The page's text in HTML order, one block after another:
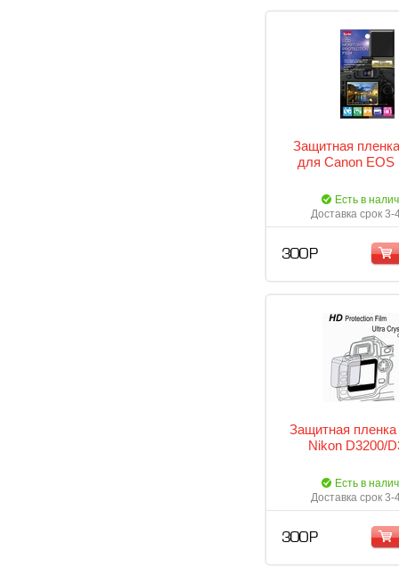
Защитная
для Canon EOS
Есть в
Доставка срок 3-
300 Р
Защитная
Nikon D3200/
Есть в
Доставка срок 3-
300 Р